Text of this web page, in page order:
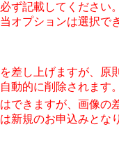
ず記載してください
オプションは選択で
差し上げますが、原
動的に削除されます
できますが、画像の
新規のお申込みとな